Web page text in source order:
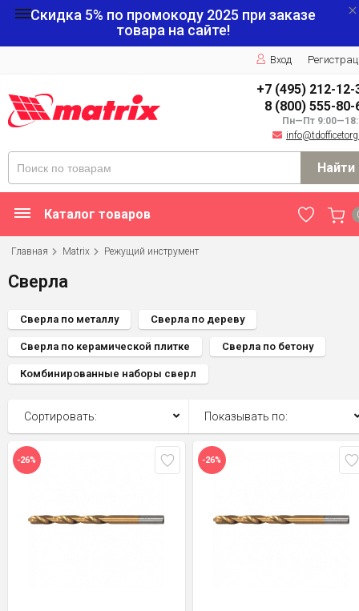
Скидка 5% по промокоду 2025 при заказе
товара на сайте!
Вход
+7 (495) 212-12-
8 (800) 555-80-
Пн—Пт
Найти
Каталог товаров
Главная Matrix Режущий инструмент
Сверла
Сверла по металлу Сверла по дереву
Сверла по керамической плитке Сверла по бетону
Комбинированные наборы сверл
Сортировать: Показывать по:
-26% -26%